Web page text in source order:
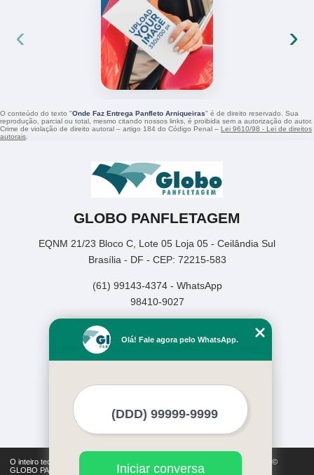
‹ ›
O conteúdo do texto "Onde Faz Entrega Panfleto Arniqueiras" é de direito reservado. Sua
reprodução, parcial ou total, mesmo citando nossos links, é proibida sem a autorização do autor.
Crime de violação de direito autoral – artigo 184 do Código Penal – Lei 9610/98 - Lei de direitos
autorais.
GLOBO PANFLETAGEM
EQNM 21/23 Bloco C, Lote 05 Loja 05 - Ceilândia Sul
Brasília - DF - CEP: 72215-583
(61) 99143-4374 - WhatsApp
98410-9027
Empresa
Missão
Mapa do site
O inteiro teor deste site está sujeito à proteção de direitos autorais. Copyright©
GLOBO PANFLETAGEM (Lei 9610 de 19/02/1998)
Olá! Fale agora pelo WhatsApp.
Iniciar conversa